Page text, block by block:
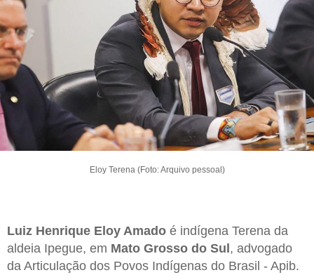
Eloy Terena (Foto: Arquivo pessoal)
Luiz Henrique Eloy Amado é indígena Terena da
aldeia Ipegue, em Mato Grosso do Sul, advogado
da Articulação dos Povos Indígenas do Brasil - Apib.